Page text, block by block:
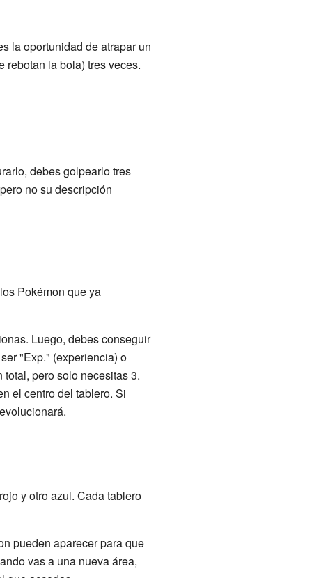
la oportunidad de atrapar un
rebotan la bola) tres veces.
debes golpearlo tres
no su descripción
Pokémon que ya
Luego, debes conseguir
"Exp." (experiencia) o
pero solo necesitas 3.
el centro del tablero. Si
y otro azul. Cada tablero
pueden aparecer para que
vas a una nueva área,